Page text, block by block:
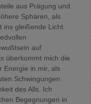
aus Prägung und
Sphären, als
ins gleißende Licht.
auf
überkommt mich die
Energie in mir, als
Schwingungen
des Alls. Ich
Begegnungen in